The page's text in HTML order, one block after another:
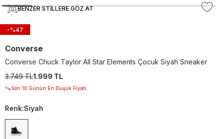
BENZER STILLERE GÖZ AT
-%47
Converse
Converse Chuck Taylor All Star Elements Çocuk Siyah Sneaker
3.749 TL1.999 TL
Son 10 Günün En Düşük Fiyatı
Renk:Siyah